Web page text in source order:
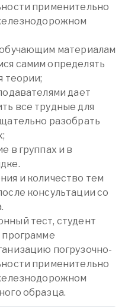
применительно
материалам
самим определять
теории;
дает
все трудные для
разобрать
в группах и в
и количество тем
консультации со
тест, студент
программе
погрузочно-
применительно
образца.